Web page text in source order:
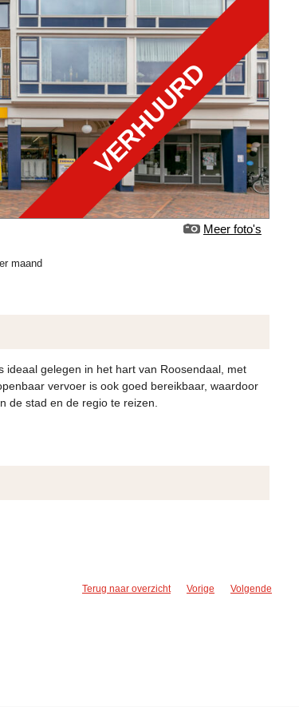
VERHUURD
Meer foto's
maand
ideaal gelegen in het hart van Roosendaal, met
vervoer is ook goed bereikbaar, waardoor
de stad en de regio te reizen.
Terug naar overzicht Vorige Volgende